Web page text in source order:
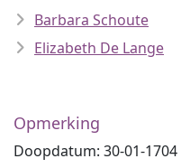
Barbara Schoute
Elizabeth De Lange
Opmerking
Doopdatum: 30-01-1704